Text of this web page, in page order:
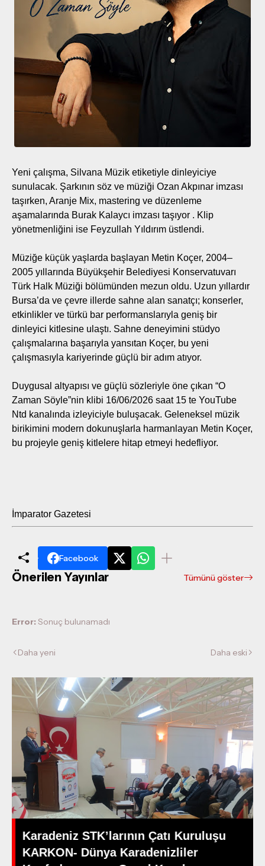
Yeni çalışma, Silvana Müzik etiketiyle dinleyiciye
sunulacak. Şarkının söz ve müziği Ozan Akpınar imzası
taşırken, Aranje Mix, mastering ve düzenleme
aşamalarında Burak Kalaycı imzası taşıyor . Klip
yönetmenliğini ise Feyzullah Yıldırım üstlendi.
Müziğe küçük yaşlarda başlayan Metin Koçer, 2004–
2005 yıllarında Büyükşehir Belediyesi Konservatuvarı
Türk Halk Müziği bölümünden mezun oldu. Uzun yıllardır
Bursa’da ve çevre illerde sahne alan sanatçı; konserler,
etkinlikler ve türkü bar performanslarıyla geniş bir
dinleyici kitlesine ulaştı. Sahne deneyimini stüdyo
çalışmalarına başarıyla yansıtan Koçer, bu yeni
çalışmasıyla kariyerinde güçlü bir adım atıyor.
Duygusal altyapısı ve güçlü sözleriyle öne çıkan “O
Zaman Söyle”nin klibi 16/06/2026 saat 15 te YouTube
Ntd kanalında izleyiciyle buluşacak. Geleneksel müzik
birikimini modern dokunuşlarla harmanlayan Metin Koçer,
bu projeyle geniş kitlelere hitap etmeyi hedefliyor.
İmparator Gazetesi
Facebook
Önerilen Yayınlar Tümünü göster
Error: Sonuç bulunamadı
Daha yeni Daha eski
Karadeniz STK’larının Çatı Kuruluşu
KARKON- Dünya Karadenizliler